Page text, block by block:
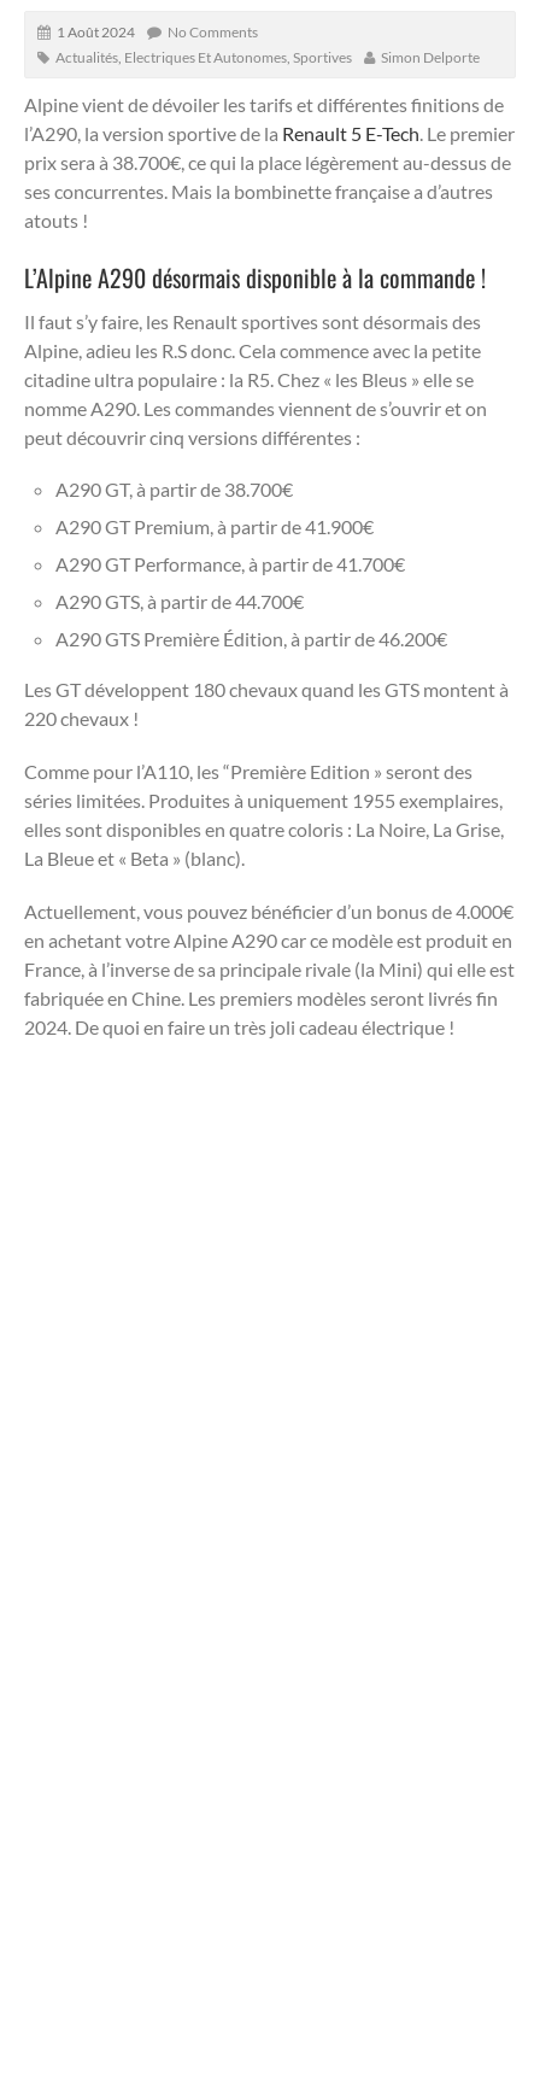
1 Août 2024
No Comments
Actualités Electriques Et Autonomes Sportives Simon Delporte
Alpine vient de dévoiler les tarifs et différentes finitions de
l’A290, la version sportive de la Renault 5 E-Tech. Le premier
prix sera à 38.700€, ce qui la place légèrement au-dessus de
ses concurrentes. Mais la bombinette française a d’autres
atouts !
L’Alpine A290 désormais disponible à la commande !
Il faut s’y faire, les Renault sportives sont désormais des
Alpine, adieu les R.S donc. Cela commence avec la petite
citadine ultra populaire : la R5. Chez « les Bleus » elle se
nomme A290. Les commandes viennent de s’ouvrir et on
peut découvrir cinq versions différentes :
A290 GT, à partir de 38.700€
A290 GT Premium, à partir de 41.900€
A290 GT Performance, à partir de 41.700€
A290 GTS, à partir de 44.700€
A290 GTS Première Édition, à partir de 46.200€
Les GT développent 180 chevaux quand les GTS montent à
220 chevaux !
Comme pour l’A110, les “Première Edition » seront des
séries limitées. Produites à uniquement 1955 exemplaires,
elles sont disponibles en quatre coloris : La Noire, La Grise,
La Bleue et « Beta » (blanc).
Actuellement, vous pouvez bénéficier d’un bonus de 4.000€
en achetant votre Alpine A290 car ce modèle est produit en
France, à l’inverse de sa principale rivale (la Mini) qui elle est
fabriquée en Chine. Les premiers modèles seront livrés fin
2024. De quoi en faire un très joli cadeau électrique !